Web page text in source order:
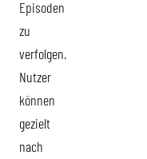
Episoden
zu
verfolgen.
Nutzer
können
gezielt
nach